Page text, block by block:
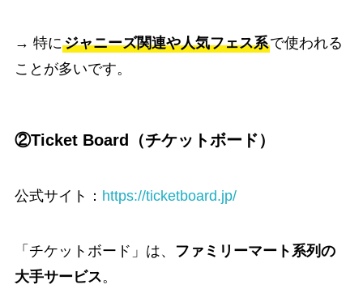
→ 特にジャニーズ関連や人気フェス系で使われる
ことが多いです。
②Ticket Board（チケットボード）
公式サイト： https://ticketboard.jp/
「チケットボード」は、
ファミリーマート系列の
大手サービス。